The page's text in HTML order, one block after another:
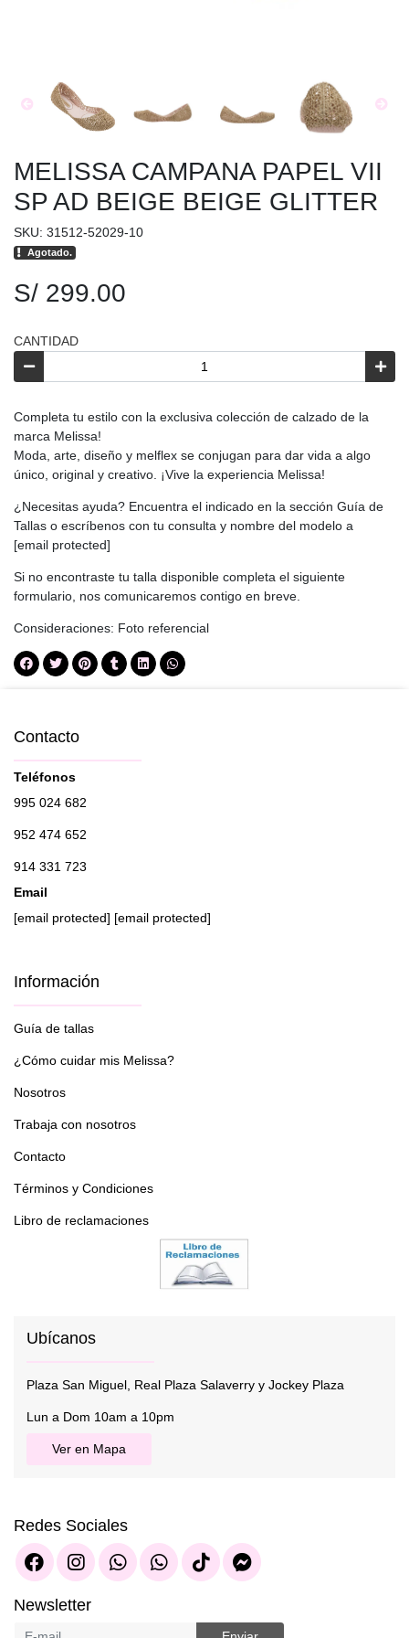
MELISSA CAMPANA PAPEL VII
SP AD BEIGE BEIGE GLITTER
SKU: 31512-52029-10
Agotado.
S/ 299.00
CANTIDAD
Completa tu estilo con la exclusiva colección de calzado de la
marca Melissa!
Moda, arte, diseño y melflex se conjugan para dar vida a algo
único, original y creativo. ¡Vive la experiencia Melissa!
¿Necesitas ayuda? Encuentra el indicado en la sección Guía de
Tallas o escríbenos con tu consulta y nombre del modelo a
[email protected]
Si no encontraste tu talla disponible completa el siguiente
formulario , nos comunicaremos contigo en breve.
Consideraciones: Foto referencial
Contacto
Teléfonos
995 024 682
952 474 652
914 331 723
Email
[email protected] [email protected]
Información
Guía de tallas
¿Cómo cuidar mis Melissa?
Nosotros
Trabaja con nosotros
Contacto
Términos y Condiciones
Libro de reclamaciones
Ubícanos
Plaza San Miguel, Real Plaza Salaverry y Jockey Plaza
Lun a Dom 10am a 10pm
Ver en Mapa
Redes Sociales
Newsletter